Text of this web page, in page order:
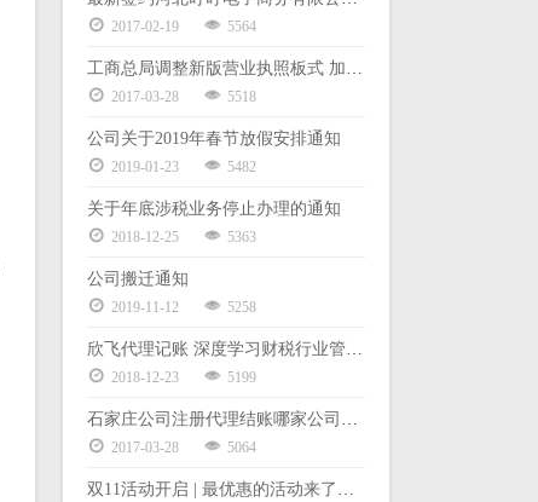
2017-02-19 5564
2017-03-28 5518
公司关于2019年春节放假安排通知
2019-01-23 5482
关于年底涉税业务停止办理的通知
2018-12-25 5363
公司搬迁通知
2019-11-12 5258
2018-12-23 5199
2017-03-28 5064